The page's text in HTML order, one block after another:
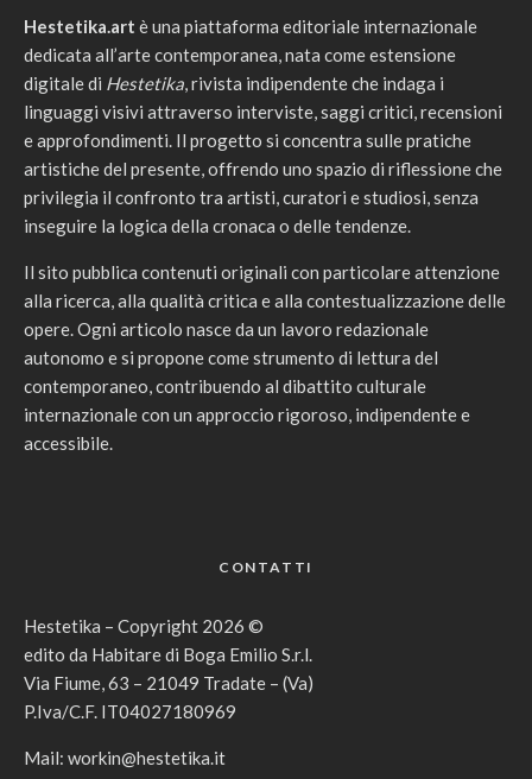
Hestetika.art è una piattaforma editoriale internazionale
dedicata all’arte contemporanea, nata come estensione
digitale di Hestetika, rivista indipendente che indaga i
linguaggi visivi attraverso interviste, saggi critici, recensioni
e approfondimenti. Il progetto si concentra sulle pratiche
artistiche del presente, offrendo uno spazio di riflessione che
privilegia il confronto tra artisti, curatori e studiosi, senza
inseguire la logica della cronaca o delle tendenze.
Il sito pubblica contenuti originali con particolare attenzione
alla ricerca, alla qualità critica e alla contestualizzazione delle
opere. Ogni articolo nasce da un lavoro redazionale
autonomo e si propone come strumento di lettura del
contemporaneo, contribuendo al dibattito culturale
internazionale con un approccio rigoroso, indipendente e
accessibile.
CONTATTI
Hestetika – Copyright 2026 ©
edito da Habitare di Boga Emilio S.r.l.
Via Fiume, 63 – 21049 Tradate – (Va)
P.Iva/C.F. IT04027180969
Mail: workin@hestetika.it